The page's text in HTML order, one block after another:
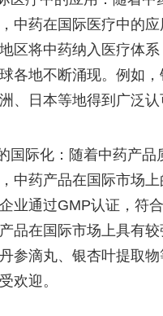
中药在国际医疗中的
区将中药纳入医疗体
各地不断涌现。例如
、日本等地得到广泛认
国际化：随着中药产品
中药产品在国际市场
业通过GMP认证，符
品在国际市场上具有
参滴丸、银杏叶提取
欢迎。